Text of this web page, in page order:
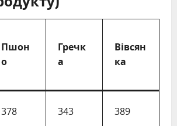
Пшон
о
Гречк
а
Вівсян
ка
378 343 389